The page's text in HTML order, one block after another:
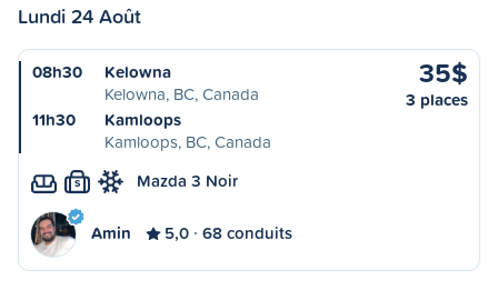
Lundi 24 Août
08h30
Kelowna
Kelowna, BC, Canada
11h30
Kamloops
Kamloops, BC, Canada
35$
3 places
S Mazda 3 Noir
Amin 5,0 68 conduits